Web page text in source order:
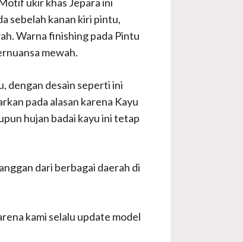
ukir khas Jepara ini
sebelah kanan kiri pintu,
Warna finishing pada Pintu
mewah.
dengan desain seperti ini
pada alasan karena Kayu
hujan badai kayu ini tetap
dari berbagai daerah di
kami selalu update model